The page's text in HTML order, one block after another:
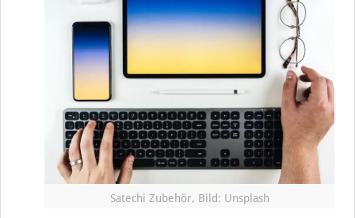
Satechi Zubehör, Bild: Unsplash